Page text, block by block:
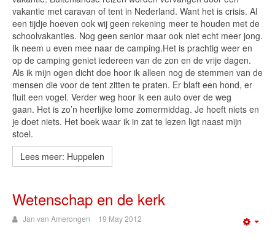
vakantie met caravan of tent in Nederland. Want het is crisis. Al
een tijdje hoeven ook wij geen rekening meer te houden met de
schoolvakanties. Nog geen senior maar ook niet echt meer jong.
Ik neem u even mee naar de camping.Het is prachtig weer en
op de camping geniet iedereen van de zon en de vrije dagen.
Als ik mijn ogen dicht doe hoor ik alleen nog de stemmen van de
mensen die voor de tent zitten te praten. Er blaft een hond, er
fluit een vogel. Verder weg hoor ik een auto over de weg
gaan. Het is zo’n heerlijke lome zomermiddag. Je hoeft niets en
je doet niets. Het boek waar ik in zat te lezen ligt naast mijn
stoel.
Lees meer: Huppelen
Wetenschap en de kerk
Jan van Amerongen 19 May 2012